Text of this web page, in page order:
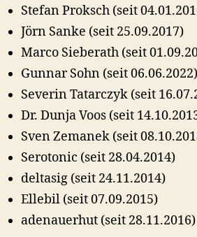
Stefan Proksch (seit
Jörn Sanke (seit 25.09.2017)
Marco Sieberath (seit
Gunnar Sohn (seit 06.06.2022)
Severin Tatarczyk (seit
Dr. Dunja Voos (seit
Sven Zemanek (seit
Serotonic (seit 28.04.2014)
deltasig (seit 24.11.2014)
Ellebil (seit 07.09.2015)
adenauerhut (seit 28.11.2016)